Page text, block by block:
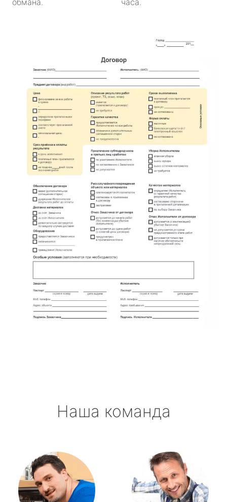
Наша команда